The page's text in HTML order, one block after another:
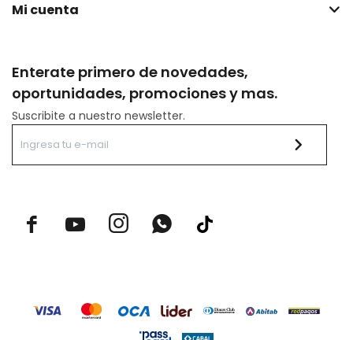
Enterate primero de novedades,
oportunidades, promociones y mas.
Suscribite a nuestro newsletter.
  
Mi cuenta